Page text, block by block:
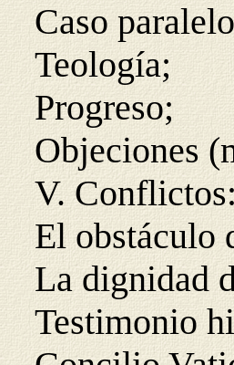
Caso
Teología;
Progreso;
Objeciones
V.
El obstáculo
La dignidad
Testimonio